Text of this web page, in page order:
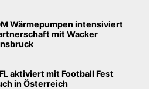
Wärmepumpen intensiviert
mit Wacker
aktiviert mit Football Fest
in Österreich